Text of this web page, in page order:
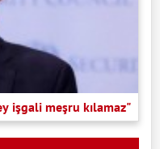
işgali meşru kılamaz"